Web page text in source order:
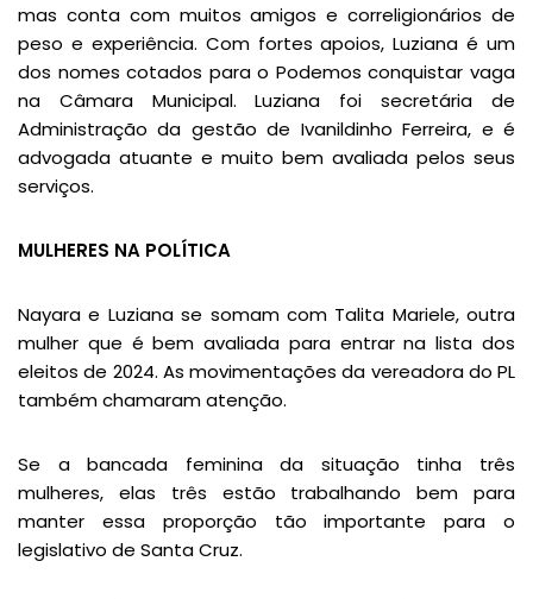
mas conta com muitos amigos e correligionários de
peso e experiência. Com fortes apoios, Luziana é um
dos nomes cotados para o Podemos conquistar vaga
na Câmara Municipal. Luziana foi secretária de
Administração da gestão de Ivanildinho Ferreira, e é
advogada atuante e muito bem avaliada pelos seus
serviços.
MULHERES NA POLÍTICA
Nayara e Luziana se somam com Talita Mariele, outra
mulher que é bem avaliada para entrar na lista dos
eleitos de 2024. As movimentações da vereadora do PL
também chamaram atenção.
Se a bancada feminina da situação tinha três
mulheres, elas três estão trabalhando bem para
manter essa proporção tão importante para o
legislativo de Santa Cruz.